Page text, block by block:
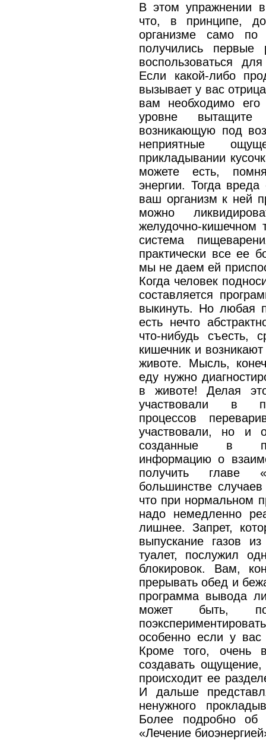
В этом упражнении
что, в принципе,
организме само
получились
воспользоваться
Если какой-либо
вызывает у вас
вам необходимо
уровне вытащите
возникающую под
неприятные
прикладывании
можете есть,
энергии. Тогда
ваш организм к ней
можно
желудочно-
система
практически все ее
мы не даем ей
Когда человек
составляется
выкинуть. Но любая
есть нечто
что-нибудь съесть,
кишечник и
животе. Мысль,
еду нужно
в животе! Делая
участвовали в
процессов
участвовали, но и
созданные в
информацию о
получить главе
большинстве
что при нормальном
надо немедленно
лишнее. Запрет,
выпускание газов
туалет, послужил
блокировок. Вам,
прерывать обед и
программа вывода
может быть,
особенно если у
Кроме того, очень
создавать
происходит ее
И дальше
ненужного
Более подробно об
«Лечение